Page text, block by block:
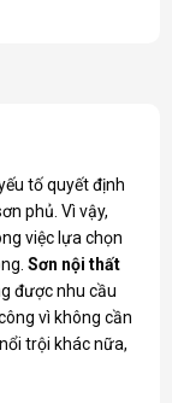
tố quyết định
phủ. Vì vậy,
việc lựa chọn
Sơn nội thất
được nhu cầu
vì không cần
trội khác nữa,